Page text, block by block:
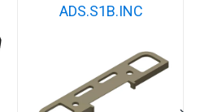
ADS.S1B.INC